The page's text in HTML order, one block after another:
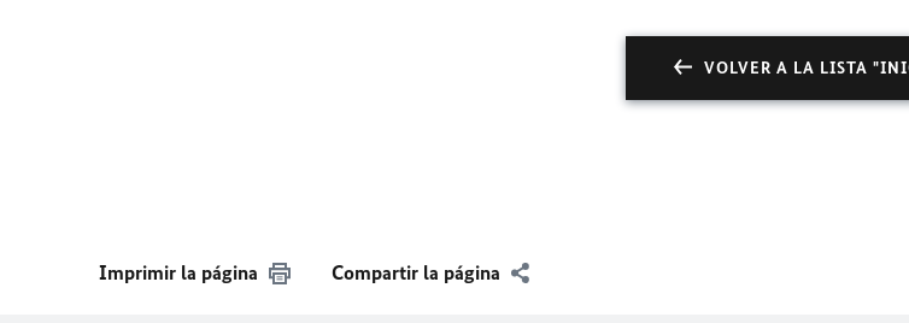
VOLVER A LA LISTA
Imprimir la página Compartir la página